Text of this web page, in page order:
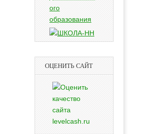
ОЦЕНИТЬ САЙТ